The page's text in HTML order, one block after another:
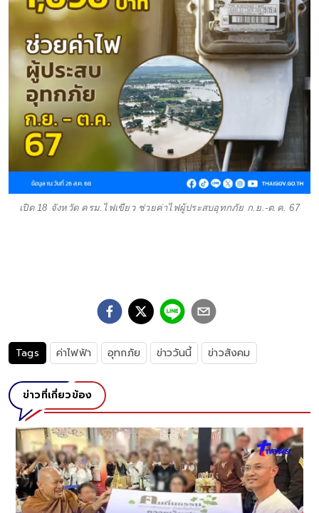
เปิด 18 จังหวัด ครม.ไฟเขียว ช่วยค่าไฟผู้ประสบอุทกภัย ก.ย.-ต.ค. 67
Tags ค่าไฟฟ้า อุทกภัย ข่าววันนี้ ข่าวสังคม
ข่าวที่เกี่ยวข้อง